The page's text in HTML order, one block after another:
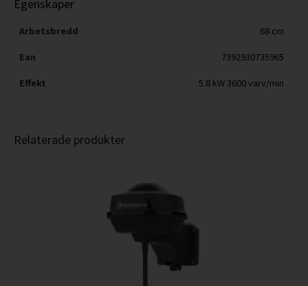
Egenskaper
Arbetsbredd 68 cm
Ean 7392930735965
Effekt 5.8 kW 3600 varv/min
Relaterade produkter